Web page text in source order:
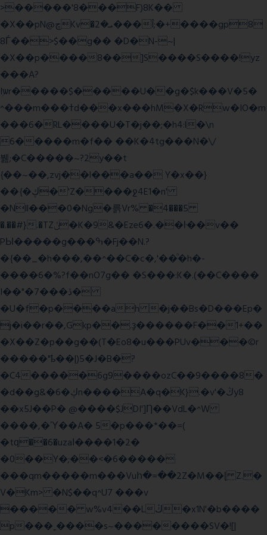
>�����'8���F)8K��
�X��pN@ڇKv�ܝ�2���Î;�+����gp8
8Ѓ��>$��g�� �D�N-~|
�X��p����8��]S����S����!yz
���A?
Iۭѡr�����$�����U��g�$k���V�5�
^���m���ߙd���x���hM�X�Rw�IO�m
���6�RL����U�T�j��;�h4:l�\n
6�����m�f�� ��K�4tg���N�\/
뷆;�C�����~?2y��t
{��~��,zvj��l���a�� Y�x��}
��{�ڮ�'Z����ջ4E1�n'
�Nll���0�Ng�륽Vr% �4���5
�.��#}.�TZݩ�K�9&�Eze6�.��ŀ��v��
PЫ�����g���ߒ�Fj��N.?
�{��_�h���,��^��C�c�,'��ͦ�h�-
����6�%?f��nO7 g�� �S���:K�.(��C����
I��"�7 ���ڎ�
�U�f�p����ah �j��Bs�D���Ep�
j�i��r��,Gkp��.ҙ������F��1+��
�X��Z�p��g��(T�Eo8�u���PUv���©r
�����"ҍ��|)5�J�B�?
�C4�����6g9����ozC��9����8�
�d��g&�6�ڮn����A�q�K}.�v'�ڭy8
��x5J��P� @����$JDI']Ƞ��VdL�^W
����,�Ύ��A� 5�p���*��=(
�tԛ��6�uzaІ����1�2�
�0��Y�;��<�6�����
���qm�����m���Vuհ�=��2Z�M��ɭ Z.�
V�Km> �N$��q^U7 ���v
����� w%v4��Lڭ�x1N'�b����
p���˿����s~��������SV�![|